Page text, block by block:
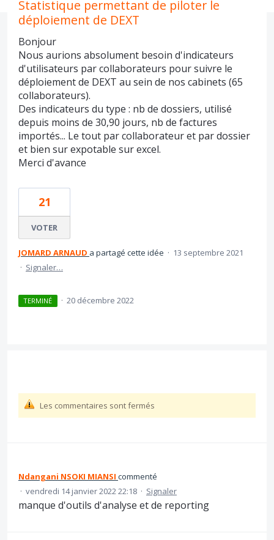
Statistique permettant de piloter le
déploiement de DEXT
Bonjour
Nous aurions absolument besoin d'indicateurs
d'utilisateurs par collaborateurs pour suivre le
déploiement de DEXT au sein de nos cabinets (65
collaborateurs).
Des indicateurs du type : nb de dossiers, utilisé
depuis moins de 30,90 jours, nb de factures
importés... Le tout par collaborateur et par dossier
et bien sur expotable sur excel.
Merci d'avance
21
VOTER
JOMARD ARNAUD a partagé cette idée · 13 septembre 2021
· Signaler…
TERMINÉ · 20 décembre 2022
Les commentaires sont fermés
Ndangani NSOKI MIANSI commenté
· vendredi 14 janvier 2022 22:18 · Signaler
manque d'outils d'analyse et de reporting